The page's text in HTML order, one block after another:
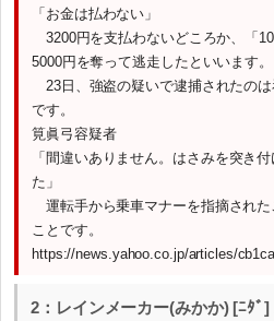
「お金は払わない」
3200円を支払わないどころか、「
5000円を奪って逃走したといいます。
23日、強盗の疑いで逮捕されたのは
です。
筧眞弓容疑者
「間違いありません。はさみを突き
た」
運転手から乗車マナーを指摘された
ことです。
https://news.yahoo.co.jp/articles/
2：レインメーカー(みかか) [ﾆﾀﾞ]